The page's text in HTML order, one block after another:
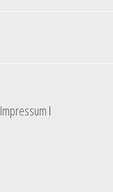
Impressum I